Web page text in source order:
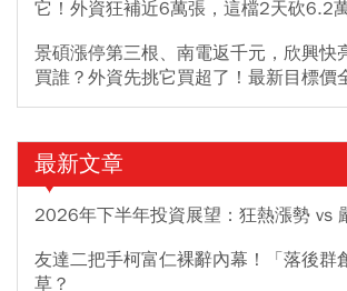
它！外資狂補近6萬張，這檔2天砍6.2
景碩漲停第三根、南電返千元，欣興快
買誰？外資先挑它買超了！最新目標價
最新文章
2026年下半年投資展望：狂熱漲勢 vs
友達二把手柯富仁裸辭內幕！「落後群
草？